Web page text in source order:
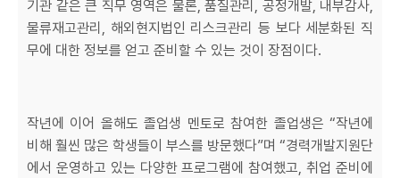
기관 같은 큰 직무 영역은 물론, 품질관리, 공정개발, 내부감사,
물류재고관리, 해외현지법인 리스크관리 등 보다 세분화된 직
무에 대한 정보를 얻고 준비할 수 있는 것이 장점이다.
작년에 이어 올해도 졸업생 멘토로 참여한 졸업생은 “작년에
비해 훨씬 많은 학생들이 부스를 방문했다”며 “경력개발지원단
에서 운영하고 있는 다양한 프로그램에 참여했고, 취업 준비에